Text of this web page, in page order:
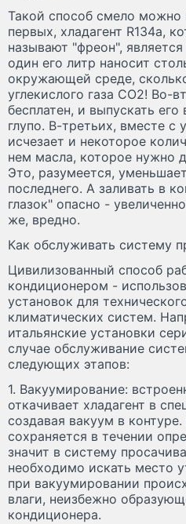
Такой способ смело можно
первых, хладагент R134a,
называют "фреон",
один его литр наносит
окружающей среде,
углекислого газа CO2! Во-
бесплатен, и выпускать
глупо. В-третьих, вместе с
исчезает и некоторое
нем масла, которое нужно
Это, разумеется,
последнего. А заливать в
глазок" опасно -
же, вредно.
Как обслуживать систему
Цивилизованный способ
кондиционером -
установок для
климатических систем.
итальянские установки
случае обслуживание
следующих этапов:
1. Вакуумирование:
откачивает хладагент в
создавая вакуум в
сохраняется в течении
значит в систему
необходимо искать место
при вакуумировании
влаги, неизбежно
кондиционера.